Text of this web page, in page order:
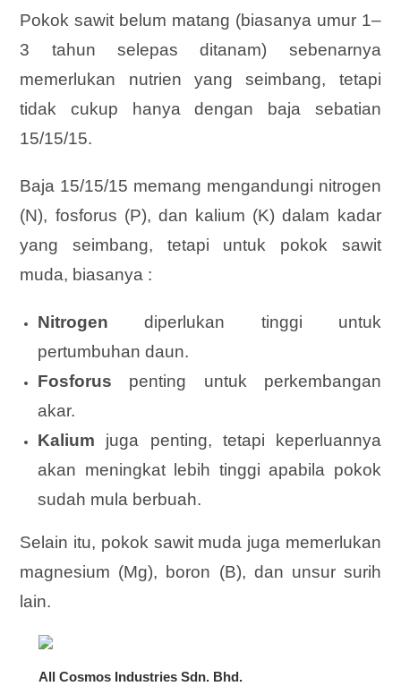
Pokok sawit belum matang (biasanya umur 1–
3 tahun selepas ditanam) sebenarnya
memerlukan nutrien yang seimbang, tetapi
tidak cukup hanya dengan baja sebatian
15/15/15.
Baja 15/15/15 memang mengandungi nitrogen
(N), fosforus (P), dan kalium (K) dalam kadar
yang seimbang, tetapi untuk pokok sawit
muda, biasanya :
Nitrogen diperlukan tinggi untuk
pertumbuhan daun.
Fosforus penting untuk perkembangan
akar.
Kalium juga penting, tetapi keperluannya
akan meningkat lebih tinggi apabila pokok
sudah mula berbuah.
Selain itu, pokok sawit muda juga memerlukan
magnesium (Mg), boron (B), dan unsur surih
lain.
All Cosmos Industries Sdn. Bhd.